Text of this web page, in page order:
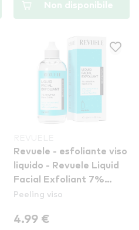
Non disponibile
Revuele - esfoliante viso
liquido - Revuele Liquid
Facial Exfoliant 7%
AHA/PHA Blend & HA
Peeling viso
4.99 €